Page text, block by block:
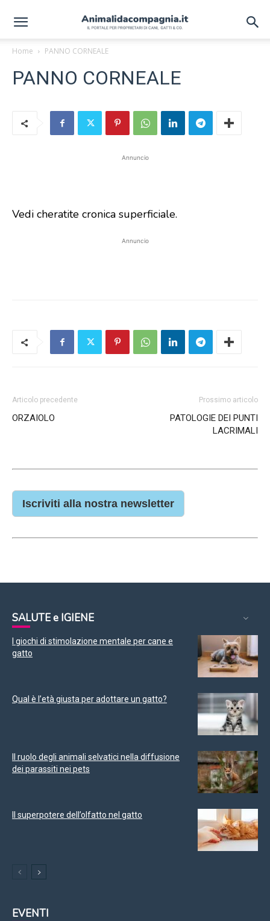
Home PANNO CORNEALE
PANNO CORNEALE
Annuncio
Vedi cheratite cronica superficiale.
Annuncio
Articolo precedente
ORZAIOLO
Prossimo articolo
PATOLOGIE DEI PUNTI
LACRIMALI
Iscriviti alla nostra newsletter
SALUTE e IGIENE
I giochi di stimolazione mentale per cane e
gatto
Qual è l’età giusta per adottare un gatto?
Il ruolo degli animali selvatici nella diffusione
dei parassiti nei pets
Il superpotere dell’olfatto nel gatto
EVENTI